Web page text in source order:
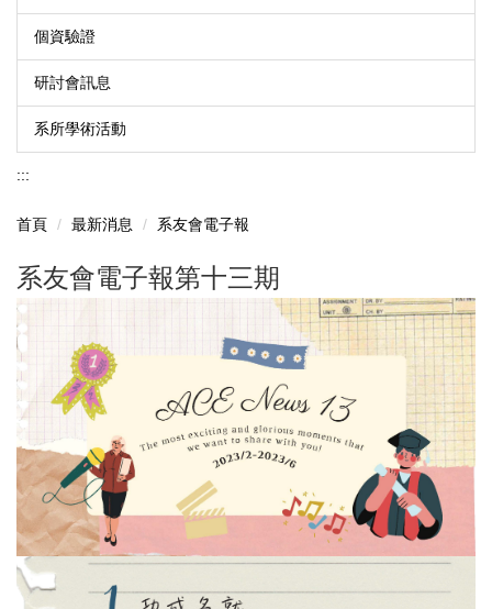
個資驗證
研討會訊息
系所學術活動
:::
首頁 最新消息 系友會電子報
系友會電子報第十三期